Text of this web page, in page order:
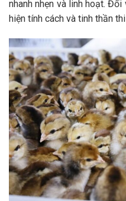
nhanh nhẹn và linh hoạt.
hiện tính cách và tinh thần